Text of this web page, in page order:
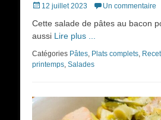
Posted
12 juillet 2023 Un commentaire
Cette salade de pâtes au bacon
aussi Lire plus ...
Catégories Pâtes Plats complets
printemps Salades